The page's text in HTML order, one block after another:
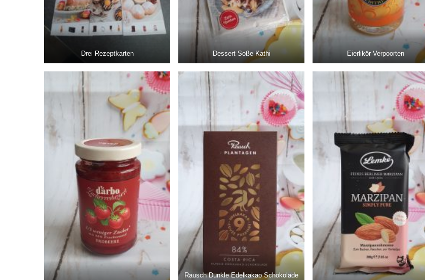
Drei Rezeptkarten Dessert Soße Kathi Eierlikör Verpoorten
Rausch Dunkle Edelkakao Schokolade